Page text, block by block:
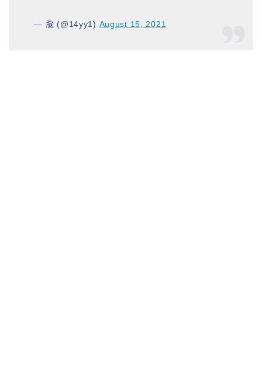
— 脳 (@14yy1) August 15, 2021